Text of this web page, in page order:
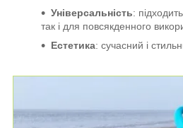
Універсальність:
так і для повсякденного
Естетика: сучасний і